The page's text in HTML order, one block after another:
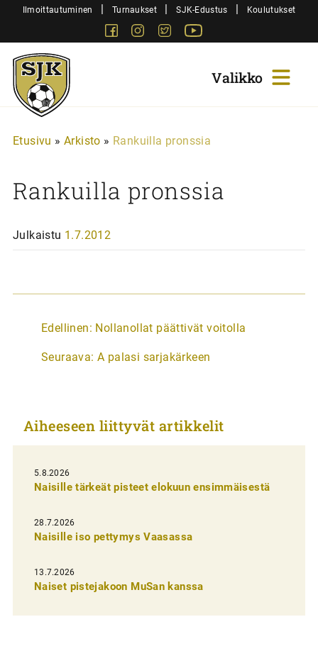
SiirryIlmoittautuminen | Turnaukset | SJK-Edustus | Koulutukset
FacebookInstagram
Twitter
Sjk-
Juniorit
Etusivu » Arkisto » Rankuilla pronssia
Rankuilla pronssia
Julkaistu 1.7.2012
A
t
k
e
l
i
e
n
e
Edellinen: Nollanollat päättivät voitolla
Seuraava: A palasi sarjakärkeen
Aiheeseen liittyvät artikkelit
5.8.2026
Naisille tärkeät pisteet elokuun ensimmäisestä
28.7.2026
Naisille iso pettymys Vaasassa
13.7.2026
Naiset pistejakoon MuSan kanssa